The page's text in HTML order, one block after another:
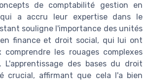
de comptabilité gestion en
a accru leur expertise dans le
souligne l'importance des unités
finance et droit social, qui lui ont
comprendre les rouages complexes
L'apprentissage des bases du droit
crucial, affirmant que cela l'a bien